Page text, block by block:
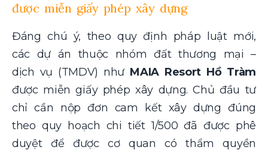
được miễn giấy phép xây dựng
Đáng chú ý, theo quy định pháp luật mới,
các dự án thuộc nhóm đất thương mại –
dịch vụ (TMDV) như MAIA Resort Hồ Tràm
được miễn giấy phép xây dựng. Chủ đầu tư
chỉ cần nộp đơn cam kết xây dựng đúng
theo quy hoạch chi tiết 1/500 đã được phê
duyệt để được cơ quan có thẩm quyền